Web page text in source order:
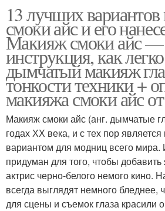
13 лучших
смоки айс и его
Макияж смоки айс —
инструкция, как
дымчатый макияж
тонкости техники +
макияжа смоки айс
Макияж смоки айс (анг. дымчатые
годах ХХ века, и с тех пор
вариантом для модниц всего
придуман для того, чтобы добавить
актрис черно-белого немого кино.
всегда выглядят немного бледнее,
для сцены и съемок глаза красили